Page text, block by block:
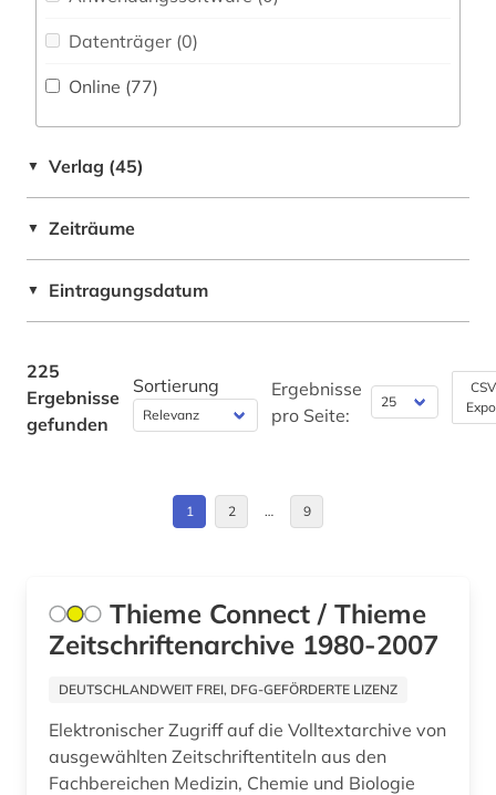
charles (1809-1882) (1)
chemikalien (1)
chemische formel (1)
chemistry (2)
covid-19 (1)
cytokine (1)
darwin, charles | naturwissenschaftler;
biologe; geologe (1)
datenmanagement (1)
Datenträger (0)
Online (77)
▼ Verlag (45)
▼ Zeiträume
▼ Eintragungsdatum
225
Ergebnisse
gefunden
Sortierung
Ergebnisse
pro Seite:
1 2 … 9
Thieme Connect / Thieme
Zeitschriftenarchive 1980-2007
DEUTSCHLANDWEIT FREI, DFG-GEFÖRDERTE LIZENZ
Elektronischer Zugriff auf die Volltextarchive von
ausgewählten Zeitschriftentiteln aus den
Fachbereichen Medizin, Chemie und Biologie